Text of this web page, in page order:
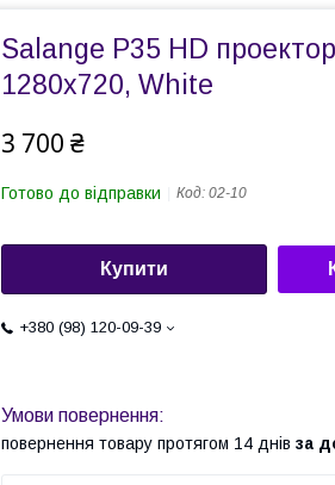
Salange P35 HD
1280x720, White
3 700 ₴
Готово до відправки Код: 02-10
Купити
+380 (98) 120-09-39
повернення товару протягом 14 днів за